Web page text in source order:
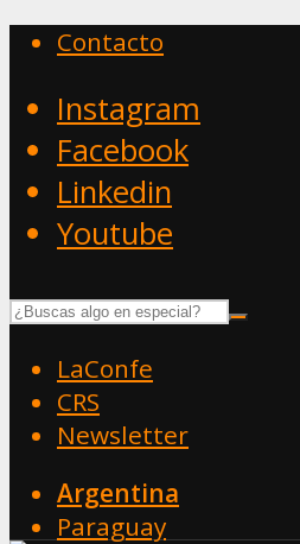
Contacto
Instagram
Facebook
Linkedin
Youtube
LaConfe
CRS
Newsletter
Argentina
Paraguay